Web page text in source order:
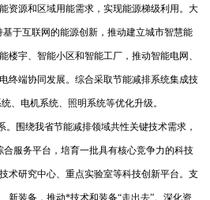
资源和区域用能需求，实现能源梯级利用。大
基于互联网的能源创新，推动建立城市智慧能
楼宇、智能小区和智能工厂，推动智能电网、
终端协同发展。综合采取节能减排系统集成技
、电机系统、照明系统等优化升级。
。围绕我省节能减排领域共性关键技术需求，
服务平台，培育一批具有核心竞争力的科技
术研究中心、重点实验室等科技创新平台。支
新装备，推动*技术和装备“走出去”。深化资